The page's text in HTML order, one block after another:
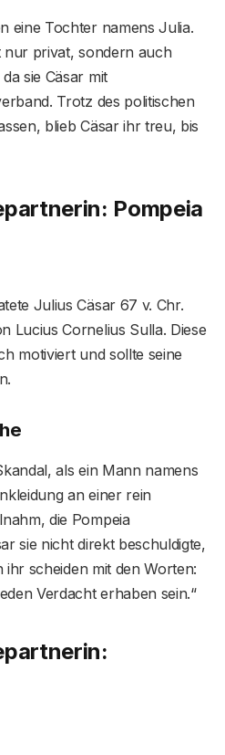
eine Tochter namens Julia.
nur privat, sondern auch
sie Cäsar mit
Trotz des politischen
blieb Cäsar ihr treu, bis
Pompeia
Julius Cäsar 67 v. Chr.
Lucius Cornelius Sulla. Diese
motiviert und sollte seine
als ein Mann namens
an einer rein
die Pompeia
sie nicht direkt beschuldigte,
ihr scheiden mit den Worten:
Verdacht erhaben sein.“